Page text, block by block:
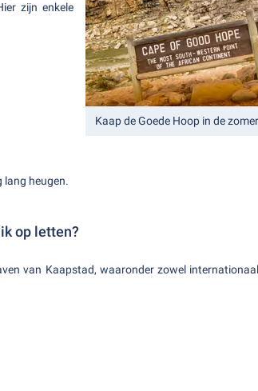
Kaap de Goede Hoop in de zomer
zijn enkele
lang heugen.
op letten?
van Kaapstad, waaronder zowel